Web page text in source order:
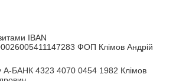
IBAN
ФОП Клімов Андрій
А-БАНК 4323 4070 0454 1982 Клімов